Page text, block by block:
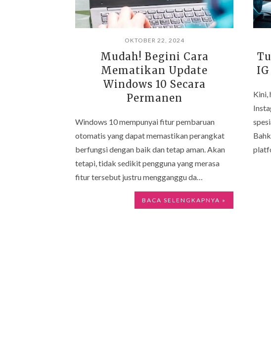
OKTOBER 22, 2024
Mudah! Begini Cara
Mematikan Update
Windows 10 Secara
Permanen
Windows 10 mempunyai fitur pembaruan
otomatis yang dapat memastikan perangkat
berfungsi dengan baik dan tetap aman. Akan
tetapi, tidak sedikit pengguna yang merasa
fitur tersebut justru mengganggu da…
BACA SELENGKAPNYA »
Kini,